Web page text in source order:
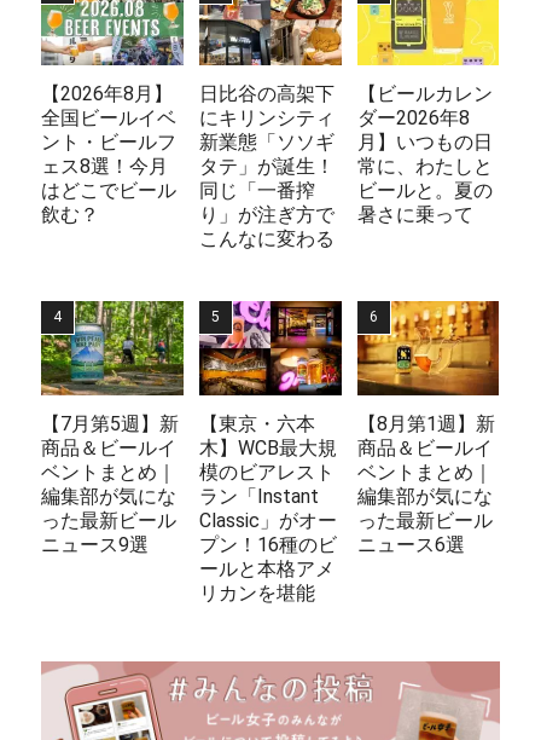
【2026年8月】
全国ビールイベ
ント・ビールフ
ェス8選！今月
はどこでビール
飲む？
日比谷の高架下
にキリンシティ
新業態「ソソギ
タテ」が誕生！
同じ「一番搾
り」が注ぎ方で
こんなに変わる
【ビールカレン
ダー2026年8
月】いつもの日
常に、わたしと
ビールと。夏の
暑さに乗って
【7月第5週】新
商品＆ビールイ
ベントまとめ｜
編集部が気にな
った最新ビール
ニュース9選
【東京・六本
木】WCB最大規
模のビアレスト
ラン「Instant
Classic」がオー
プン！16種のビ
ールと本格アメ
リカンを堪能
【8月第1週】新
商品＆ビールイ
ベントまとめ｜
編集部が気にな
った最新ビール
ニュース6選